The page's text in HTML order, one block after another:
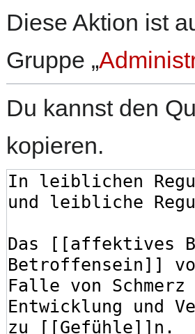
Diese Aktion ist
Gruppe „
Du kannst den
kopieren.